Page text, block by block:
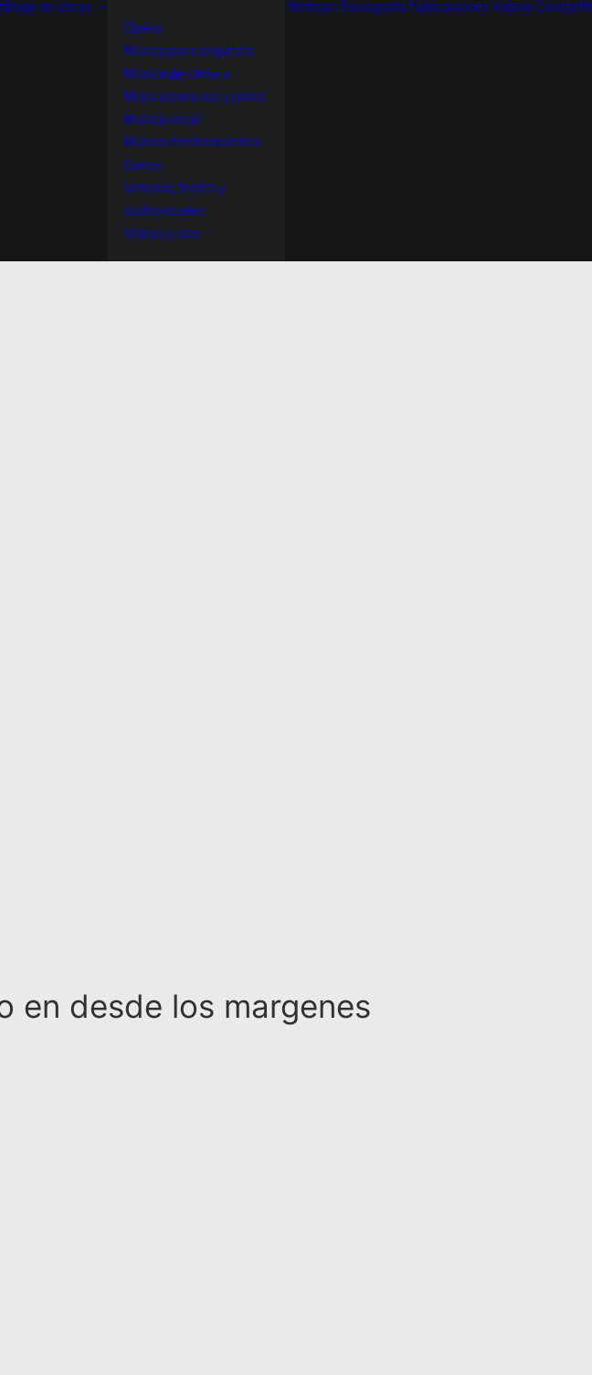
de obras
Ópera
Música para orquesta
Música de cámara
Música para voz y piano
Música vocal
Música electroacústica
Danza
Sintonía, teatro y
audiovisuales
Vídeos y cine
Noticias Discografía PublicacionesVideos Contacto
en desde los margenes